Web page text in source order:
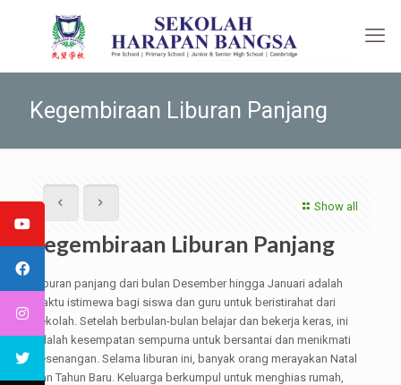
Kegembiraan Liburan Panjang
Show all
Kegembiraan Liburan Panjang
Liburan panjang dari bulan Desember hingga Januari adalah
waktu istimewa bagi siswa dan guru untuk beristirahat dari
sekolah. Setelah berbulan-bulan belajar dan bekerja keras, ini
adalah kesempatan sempurna untuk bersantai dan menikmati
kesenangan. Selama liburan ini, banyak orang merayakan Natal
dan Tahun Baru. Keluarga berkumpul untuk menghias rumah,